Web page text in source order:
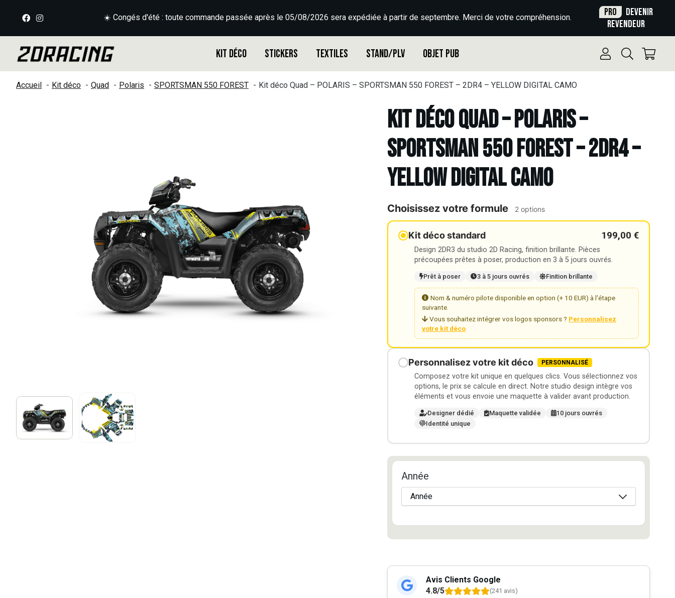
☀️ Congés d'été : toute commande passée après le 05/08/2026 sera expédiée à partir de septembre. Merci de votre compréhension. Pro
Devenir
revendeur
Kit déco Stickers Textiles Stand/PLV Objet Pub
Accueil Kit déco Quad Polaris SPORTSMAN 550 FOREST Kit déco Quad – POLARIS – SPORTSMAN 550 FOREST – 2DR4 – YELLOW DIGITAL CAMO
Kit déco Quad – POLARIS –
SPORTSMAN 550 FOREST – 2DR4 –
YELLOW DIGITAL CAMO
Choisissez votre formule 2 options
Kit déco standard 199,00 €
Design 2DR3 du studio 2D Racing, finition brillante. Pièces
précoupées prêtes à poser, production en 3 à 5 jours ouvrés.
Prêt à poser 3 à 5 jours ouvrés Finition brillante
Nom & numéro pilote disponible en option (+ 10 EUR) à l'étape
suivante.
Vous souhaitez intégrer vos logos sponsors ? Personnalisez
votre kit déco
Personnalisez votre kit déco PERSONNALISÉ
Composez votre kit unique en quelques clics. Vous sélectionnez vos
options, le prix se calcule en direct. Notre studio design intègre vos
éléments et vous envoie une maquette à valider avant production.
Designer dédié Maquette validée
10 jours ouvrés
Identité unique
Année
Avis Clients Google
4.8/5
(241 avis)